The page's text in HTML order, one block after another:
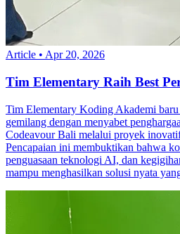
Article • Apr 20, 2026
Tim Elementary Raih Best
Tim Elementary Koding Akademi baru
gemilang dengan menyabet
Codeavour Bali melalui proyek
Pencapaian ini membuktikan bahwa
penguasaan teknologi AI, dan
mampu menghasilkan solusi nyata